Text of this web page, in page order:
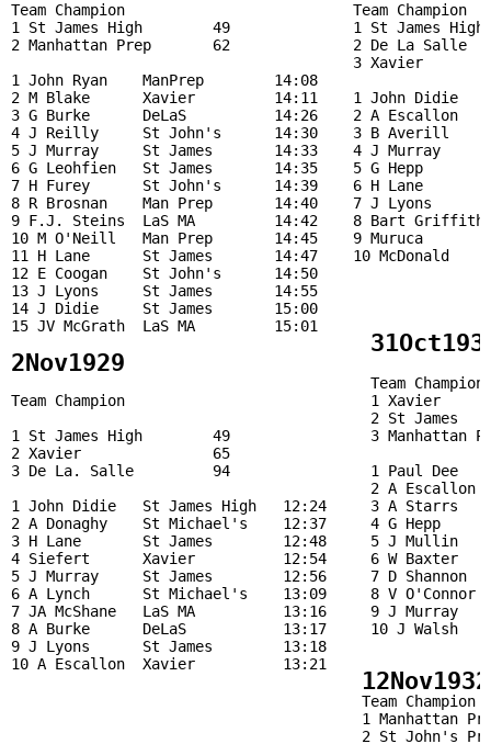
Team Champion                          Team
1 St James High        49              1 St James
2 Manhattan Prep       62              2 De La
3 Xavier               101
1 John Ryan    ManPrep        14:08
2 M Blake      Xavier         14:11    1 John Didie
3 G Burke      DeLaS          14:26    2 A Escallon
4 J Reilly     St John's      14:30    3 B Averill
5 J Murray     St James       14:33    4 J Murray
6 G Leohfien   St James       14:35    5 G Hepp
7 H Furey      St John's      14:39    6 H Lane
8 R Brosnan    Man Prep       14:40    7 J Lyons
9 F.J. Steins  LaS MA         14:42    8 Bart
10 M O'Neill   Man Prep       14:45    9 Muruca
11 H Lane      St James       14:47    10 McDonald
12 E Coogan    St John's
13 J Lyons     St James
14 J Didie     St James
15 JV McGrath  LaS MA
2Nov1929
Team Champion
Team Champion                            1 Xavier
2 St James             68
1 St James High        49                3 Manhattan
2 Xavier               65
3 De La. Salle         94
2
1 John Didie   St James High   12:24     3
2 A Donaghy    St Michael's    12:37     4
3 H Lane       St James        12:48     5 J
4 Siefert      Xavier          12:54     6 W Baxter
5 J Murray     St James        12:56     7 D
6 A Lynch      St Michael's    13:09     8 V O'Connor
7 JA McShane   LaS MA          13:16     9 J Murray
8 A Burke      DeLaS           13:17
9 J Lyons      St James        13:18
10 A Escallon
12Nov1932
Team Champion
1 Manhattan Prep
2 St John's Prep